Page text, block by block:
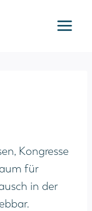
Kongresse
für
in der